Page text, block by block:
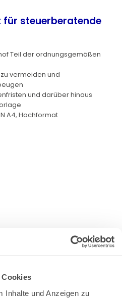
Cookies
Inhalte und Anzeigen zu
steuerberatende
Teil der ordnungsgemäßen
vermeiden und
und darüber hinaus
A4, Hochformat